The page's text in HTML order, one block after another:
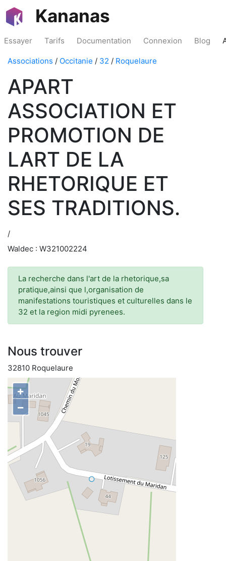
Kananas
Essayer Tarifs Documentation Connexion Blog
Associations / Occitanie / 32 / Roquelaure
APART
ASSOCIATION ET
PROMOTION DE
LART DE LA
RHETORIQUE ET
SES TRADITIONS.
/
Waldec : W321002224
La recherche dans l'art de la rhetorique,sa
pratique,ainsi que l,organisation de
manifestations touristiques et culturelles dans le
32 et la region midi pyrenees.
Nous trouver
32810 Roquelaure
+
−